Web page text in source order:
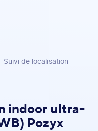
Suivi de localisation
indoor ultra-
Pozyx